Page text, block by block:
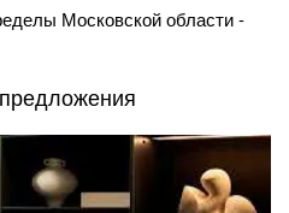
Московской области -